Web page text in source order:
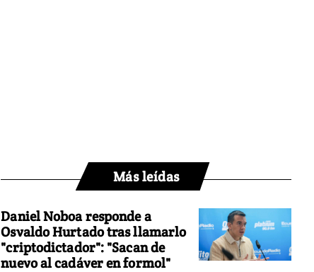
Más leídas
Daniel Noboa responde a
Osvaldo Hurtado tras llamarlo
"criptodictador": "Sacan de
nuevo al cadáver en formol"